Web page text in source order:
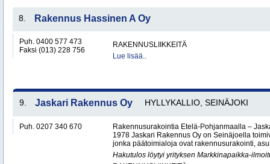
8. Rakennus Hassinen A Oy
Puh. 0400 577 473
Faksi (013) 228 756
RAKENNUSLIIKKEITÄ
Lue lisää..
9. Jaskari Rakennus Oy HYLLYKALLIO, SEINÄJOKI
Puh. 0207 340 670
Rakennusurakointia Etelä-Pohjanmaalla –
1978 Jaskari Rakennus Oy on Seinäjoella
jonka päätoimialoja ovat rakennusurakointi,
Hakutulos löytyi yrityksen Markkinapaikka-